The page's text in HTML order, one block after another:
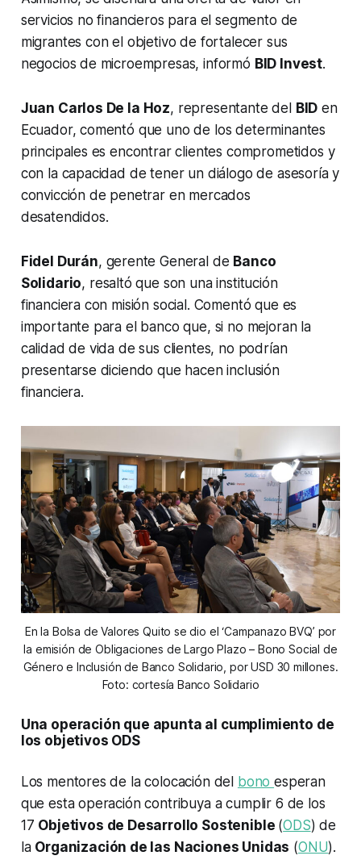
servicios no financieros para el segmento de
migrantes con el objetivo de fortalecer sus
negocios de microempresas, informó BID Invest.
Juan Carlos De la Hoz, representante del BID en
Ecuador, comentó que uno de los determinantes
principales es encontrar clientes comprometidos y
con la capacidad de tener un diálogo de asesoría y
convicción de penetrar en mercados
desatendidos.
Fidel Durán, gerente General de Banco
Solidario, resaltó que son una institución
financiera con misión social. Comentó que es
importante para el banco que, si no mejoran la
calidad de vida de sus clientes, no podrían
presentarse diciendo que hacen inclusión
financiera.
En la Bolsa de Valores Quito se dio el ‘Campanazo BVQ’ por
la emisión de Obligaciones de Largo Plazo – Bono Social de
Género e Inclusión de Banco Solidario, por USD 30 millones.
Foto: cortesía Banco Solidario
Una operación que apunta al cumplimiento de
los objetivos ODS
Los mentores de la colocación del bonoesperan
que esta operación contribuya a cumplir 6 de los
17 Objetivos de Desarrollo Sostenible (ODS) de
la Organización de las Naciones Unidas (ONU).